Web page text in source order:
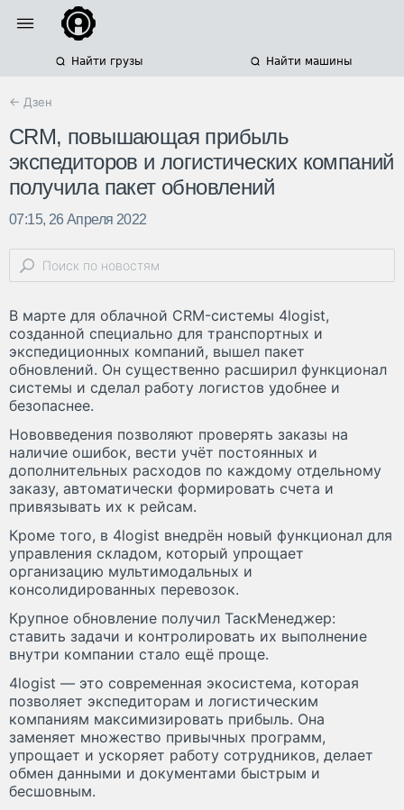
Найти грузы Найти машины
← Дзен
CRM, повышающая прибыль
экспедиторов и логистических компаний
получила пакет обновлений
07:15, 26 Апреля 2022
В марте для облачной CRM-системы 4logist,
созданной специально для транспортных и
экспедиционных компаний, вышел пакет
обновлений. Он существенно расширил функционал
системы и сделал работу логистов удобнее и
безопаснее.
Нововведения позволяют проверять заказы на
наличие ошибок, вести учёт постоянных и
дополнительных расходов по каждому отдельному
заказу, автоматически формировать счета и
привязывать их к рейсам.
Кроме того, в 4logist внедрён новый функционал для
управления складом, который упрощает
организацию мультимодальных и
консолидированных перевозок.
Крупное обновление получил ТаскМенеджер:
ставить задачи и контролировать их выполнение
внутри компании стало ещё проще.
4logist — это современная экосистема, которая
позволяет экспедиторам и логистическим
компаниям максимизировать прибыль. Она
заменяет множество привычных программ,
упрощает и ускоряет работу сотрудников, делает
обмен данными и документами быстрым и
бесшовным.